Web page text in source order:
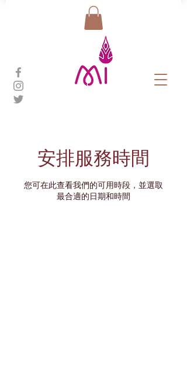
安排服務時間
您可在此查看我們的可用時段，並選取
最合適的日期和時間